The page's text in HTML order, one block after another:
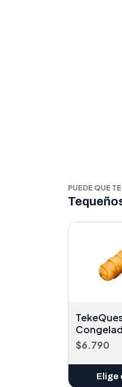
PUEDE QUE
$6.790
Elige